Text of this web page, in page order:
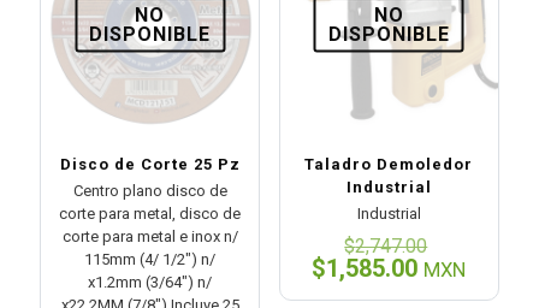
NO
DISPONIBLE
Disco de Corte 25 Pz
Centro plano disco de
corte para metal, disco de
corte para metal e inox n/
115mm (4/ 1/2″) n/
x1.2mm (3/64″) n/
NO
DISPONIBLE
Taladro Demoledor
Industrial
Industrial
$2,747.00
precio
original
$1,585.00ElMXN